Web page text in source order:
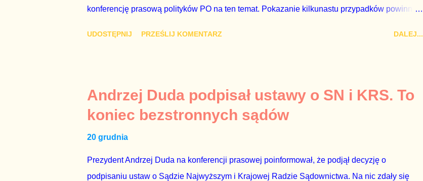
konferencję prasową polityków PO na ten temat. Pokazanie kilkunastu przypadków powinno
czynienia nie ze zjawiskiem jednostkowym, które zawsze może się zdarzyć, a polegającym
na tym, że osoba z kwalifikacjami wpłaca na partię polityczną, a następnie obejmuje prace w
spółce, która jest zarządzana pośrednio przez ta partię. Przeciwnie. Przedstawienie pierwszej
gr...
UDOSTĘPNIJ PRZEŚLIJ KOMENTARZ DALEJ...
Andrzej Duda podpisał ustawy o SN i KRS. To
koniec bezstronnych sądów
20 grudnia
Prezydent Andrzej Duda na konferencji prasowej poinformował, że podjął decyzję o
podpisaniu ustaw o Sądzie Najwyższym i Krajowej Radzie Sądownictwa. Na nic zdały się